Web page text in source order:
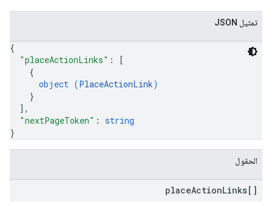
تمثيل JSON
{
"placeActionLinks" :
[
{
object (PlaceActionLink)
}
] ,
"nextPageToken" : string
}
الحقول
placeActionLinks[]